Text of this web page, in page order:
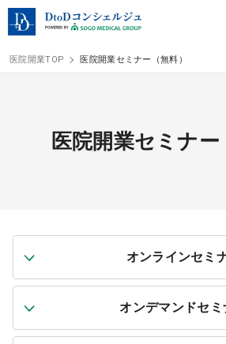
クリニック開業
開業スタイル
開業スタイル TOP
物件検索
医院開業TOP 医院開業セミナー（無料）
医院開業セミナー
オンラインセミ
オンデマンドセミ